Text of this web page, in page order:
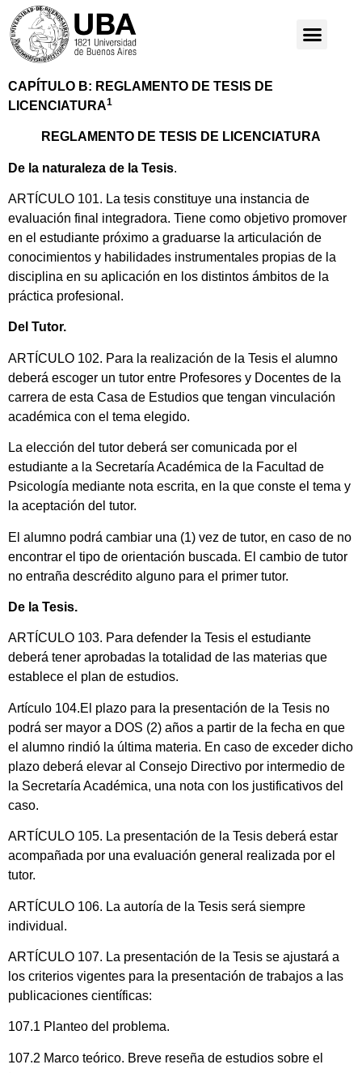
CAPÍTULO B: REGLAMENTO DE TESIS DE
LICENCIATURA1
REGLAMENTO DE TESIS DE LICENCIATURA
De la naturaleza de la Tesis.
ARTÍCULO 101. La tesis constituye una instancia de
evaluación final integradora. Tiene como objetivo promover
en el estudiante próximo a graduarse la articulación de
conocimientos y habilidades instrumentales propias de la
disciplina en su aplicación en los distintos ámbitos de la
práctica profesional.
Del Tutor.
ARTÍCULO 102. Para la realización de la Tesis el alumno
deberá escoger un tutor entre Profesores y Docentes de la
carrera de esta Casa de Estudios que tengan vinculación
académica con el tema elegido.
La elección del tutor deberá ser comunicada por el
estudiante a la Secretaría Académica de la Facultad de
Psicología mediante nota escrita, en la que conste el tema y
la aceptación del tutor.
El alumno podrá cambiar una (1) vez de tutor, en caso de no
encontrar el tipo de orientación buscada. El cambio de tutor
no entraña descrédito alguno para el primer tutor.
De la Tesis.
ARTÍCULO 103. Para defender la Tesis el estudiante
deberá tener aprobadas la totalidad de las materias que
establece el plan de estudios.
Artículo 104.El plazo para la presentación de la Tesis no
podrá ser mayor a DOS (2) años a partir de la fecha en que
el alumno rindió la última materia. En caso de exceder dicho
plazo deberá elevar al Consejo Directivo por intermedio de
la Secretaría Académica, una nota con los justificativos del
caso.
ARTÍCULO 105. La presentación de la Tesis deberá estar
acompañada por una evaluación general realizada por el
tutor.
ARTÍCULO 106. La autoría de la Tesis será siempre
individual.
ARTÍCULO 107. La presentación de la Tesis se ajustará a
los criterios vigentes para la presentación de trabajos a las
publicaciones científicas:
107.1 Planteo del problema.
107.2 Marco teórico. Breve reseña de estudios sobre el